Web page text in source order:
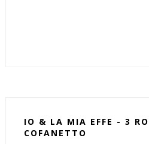
IO & LA MIA EFFE - 3
COFANETTO